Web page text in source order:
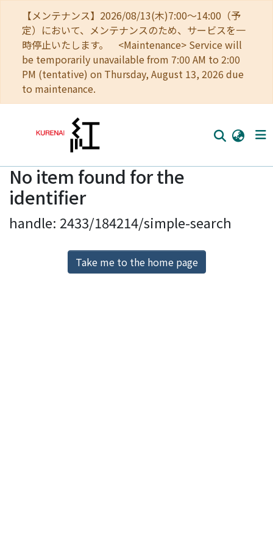
【メンテナンス】2026/08/13(木)7:00～14:00（予
定）において、メンテナンスのため、サービスを一
時停止いたします。 <Maintenance> Service will
be temporarily unavailable from 7:00 AM to 2:00
PM (tentative) on Thursday, August 13, 2026 due
to maintenance.
Home
Communities
Browse
Download Ranking
No item found for the
identifier
handle: 2433/184214/simple-search
Take me to the home page